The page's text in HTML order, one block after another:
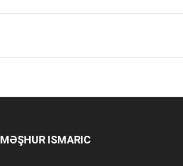
MƏŞHUR ISMARIC